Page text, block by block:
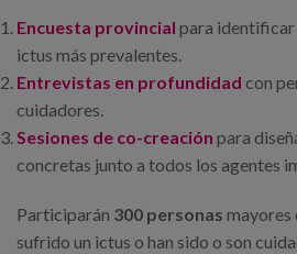
Encuesta provincial para identificar
ictus más prevalentes.
Entrevistas en profundidad con
cuidadores.
Sesiones de co-creación para
concretas junto a todos los agentes
Participarán 300 personas mayores
sufrido un ictus o han sido o son